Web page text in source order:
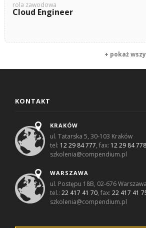
rola zawodowa
Cloud Engineer
+ pokaż
KONTAKT
KRAKÓW
ul. Tatarska 5, 30-103 Kraków
tel: 12 29 84 777, fax: 12 29 84 778
szkolenia@compendium.pl
WARSZAWA
ul. Postępu 18B, 02-676 Warszawa
tel.:22 417 41 70, fax:22 417 41
szkolenia@compendium.pl